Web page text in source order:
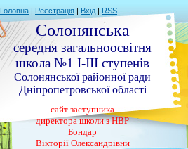
Головна | Реєстрація | Вхід | RSS
Солонянська
середня загальноосвітня
школа №1 І-ІІІ ступенів
Солонянської районної ради
Дніпропетровської області
сайт заступника
директора школи з НВР
Бондар
Вікторії Олександрівни